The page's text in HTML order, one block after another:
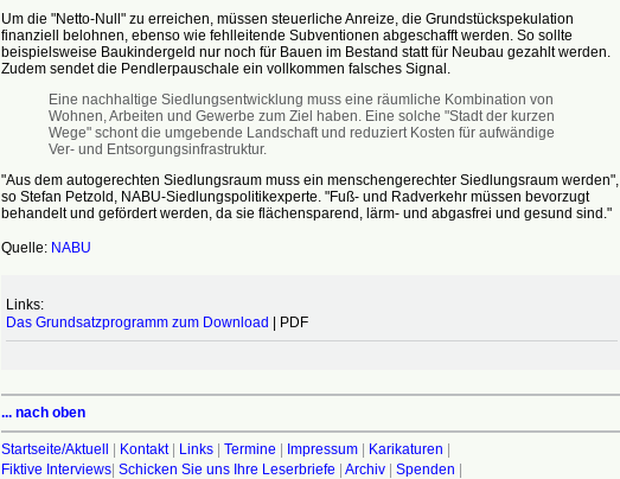
Um die "Netto-Null" zu erreichen, müssen steuerliche Anreize, die Grundstückspekulation
finanziell belohnen, ebenso wie fehlleitende Subventionen abgeschafft werden. So sollte
beispielsweise Baukindergeld nur noch für Bauen im Bestand statt für Neubau gezahlt werden.
Zudem sendet die Pendlerpauschale ein vollkommen falsches Signal.
Eine nachhaltige Siedlungsentwicklung muss eine räumliche Kombination von
Wohnen, Arbeiten und Gewerbe zum Ziel haben. Eine solche "Stadt der kurzen
Wege" schont die umgebende Landschaft und reduziert Kosten für aufwändige
Ver- und Entsorgungsinfrastruktur.
"Aus dem autogerechten Siedlungsraum muss ein menschengerechter Siedlungsraum werden",
so Stefan Petzold, NABU-Siedlungspolitikexperte. "Fuß- und Radverkehr müssen bevorzugt
behandelt und gefördert werden, da sie flächensparend, lärm- und abgasfrei und gesund sind."
Quelle: NABU
Links:
Das Grundsatzprogramm zum Download | PDF
... nach oben
Startseite/Aktuell | Kontakt| Links| Termine | Impressum| Karikaturen |
Fiktive Interviews| Schicken Sie uns Ihre Leserbriefe | Archiv| Spenden |